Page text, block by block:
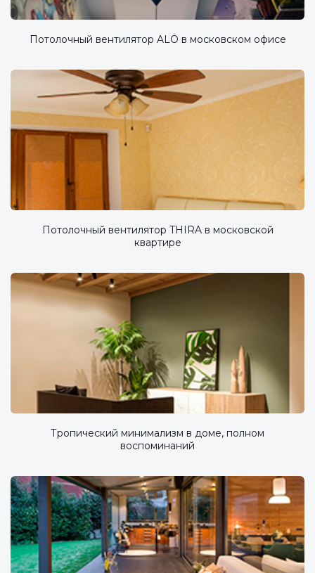
Потолочный вентилятор ALO в московском офисе
Потолочный вентилятор THIRA в московской
квартире
Тропический минимализм в доме, полном
воспоминаний